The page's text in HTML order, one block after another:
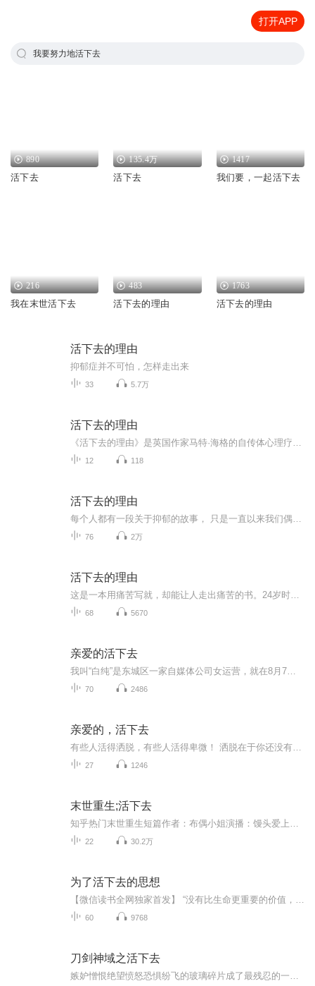
打开APP
我要努力地活下去
890
活下去
135.4万
活下去
1417
我们要，一起活下去
216
我在末世活下去
483
活下去的理由
1763
活下去的理由
活下去的理由
抑郁症并不可怕，怎样走出来
33 5.7万
活下去的理由
12 118
活下去的理由
76 2万
活下去的理由
68 5670
亲爱的活下去
70 2486
亲爱的，活下去
27 1246
末世重生;活下去
22 30.2万
为了活下去的思想
60 9768
刀剑神域之活下去